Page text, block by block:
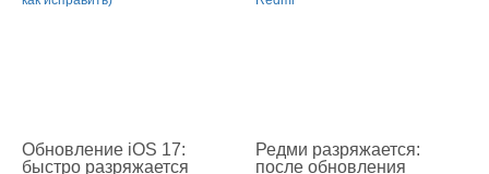
Обновление iOS 17:
быстро разряжается
Редми разряжается:
после обновления